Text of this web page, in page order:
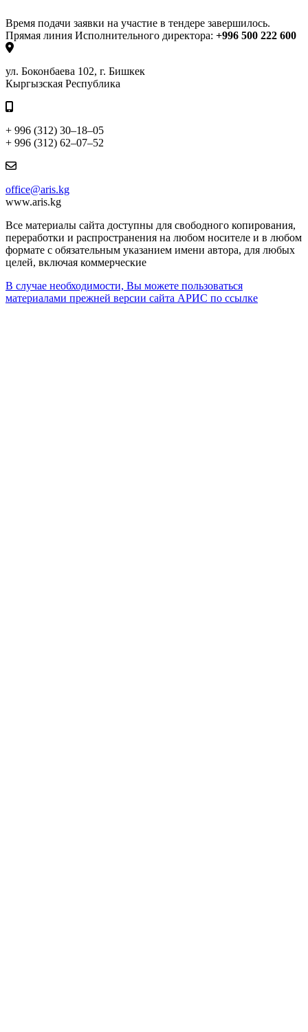
Время подачи заявки на участие в тендере завершилось.
Прямая линия Исполнительного директора: +996 500 222 600
ул. Боконбаева 102, г. Бишкек
Кыргызская Республика
+ 996 (312) 30–18–05
+ 996 (312) 62–07–52
office@aris.kg
www.aris.kg
Все материалы сайта доступны для свободного копирования,
переработки и распространения на любом носителе и в любом
формате с обязательным указанием имени автора, для любых
целей, включая коммерческие
В случае необходимости, Вы можете пользоваться
материалами прежней версии сайта АРИС по ссылке